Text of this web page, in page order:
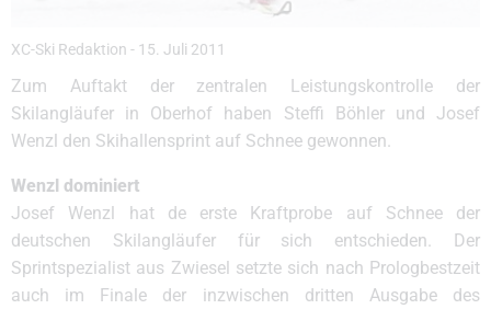
XC-Ski Redaktion - 15. Juli 2011
Zum Auftakt der zentralen Leistungskontrolle der
Skilangläufer in Oberhof haben Steffi Böhler und Josef
Wenzl den Skihallensprint auf Schnee gewonnen.
Wenzl dominiert
Josef Wenzl hat de erste Kraftprobe auf Schnee der
deutschen Skilangläufer für sich entschieden. Der
Sprintspezialist aus Zwiesel setzte sich nach Prologbestzeit
auch im Finale der inzwischen dritten Ausgabe des